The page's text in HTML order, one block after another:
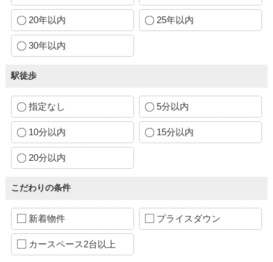
20年以内 25年以内
30年以内
駅徒歩
指定なし 5分以内
10分以内 15分以内
20分以内
こだわりの条件
新着物件 プライスダウン
カースペース2台以上